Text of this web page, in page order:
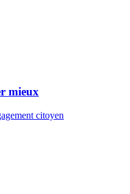
mieux
citoyen